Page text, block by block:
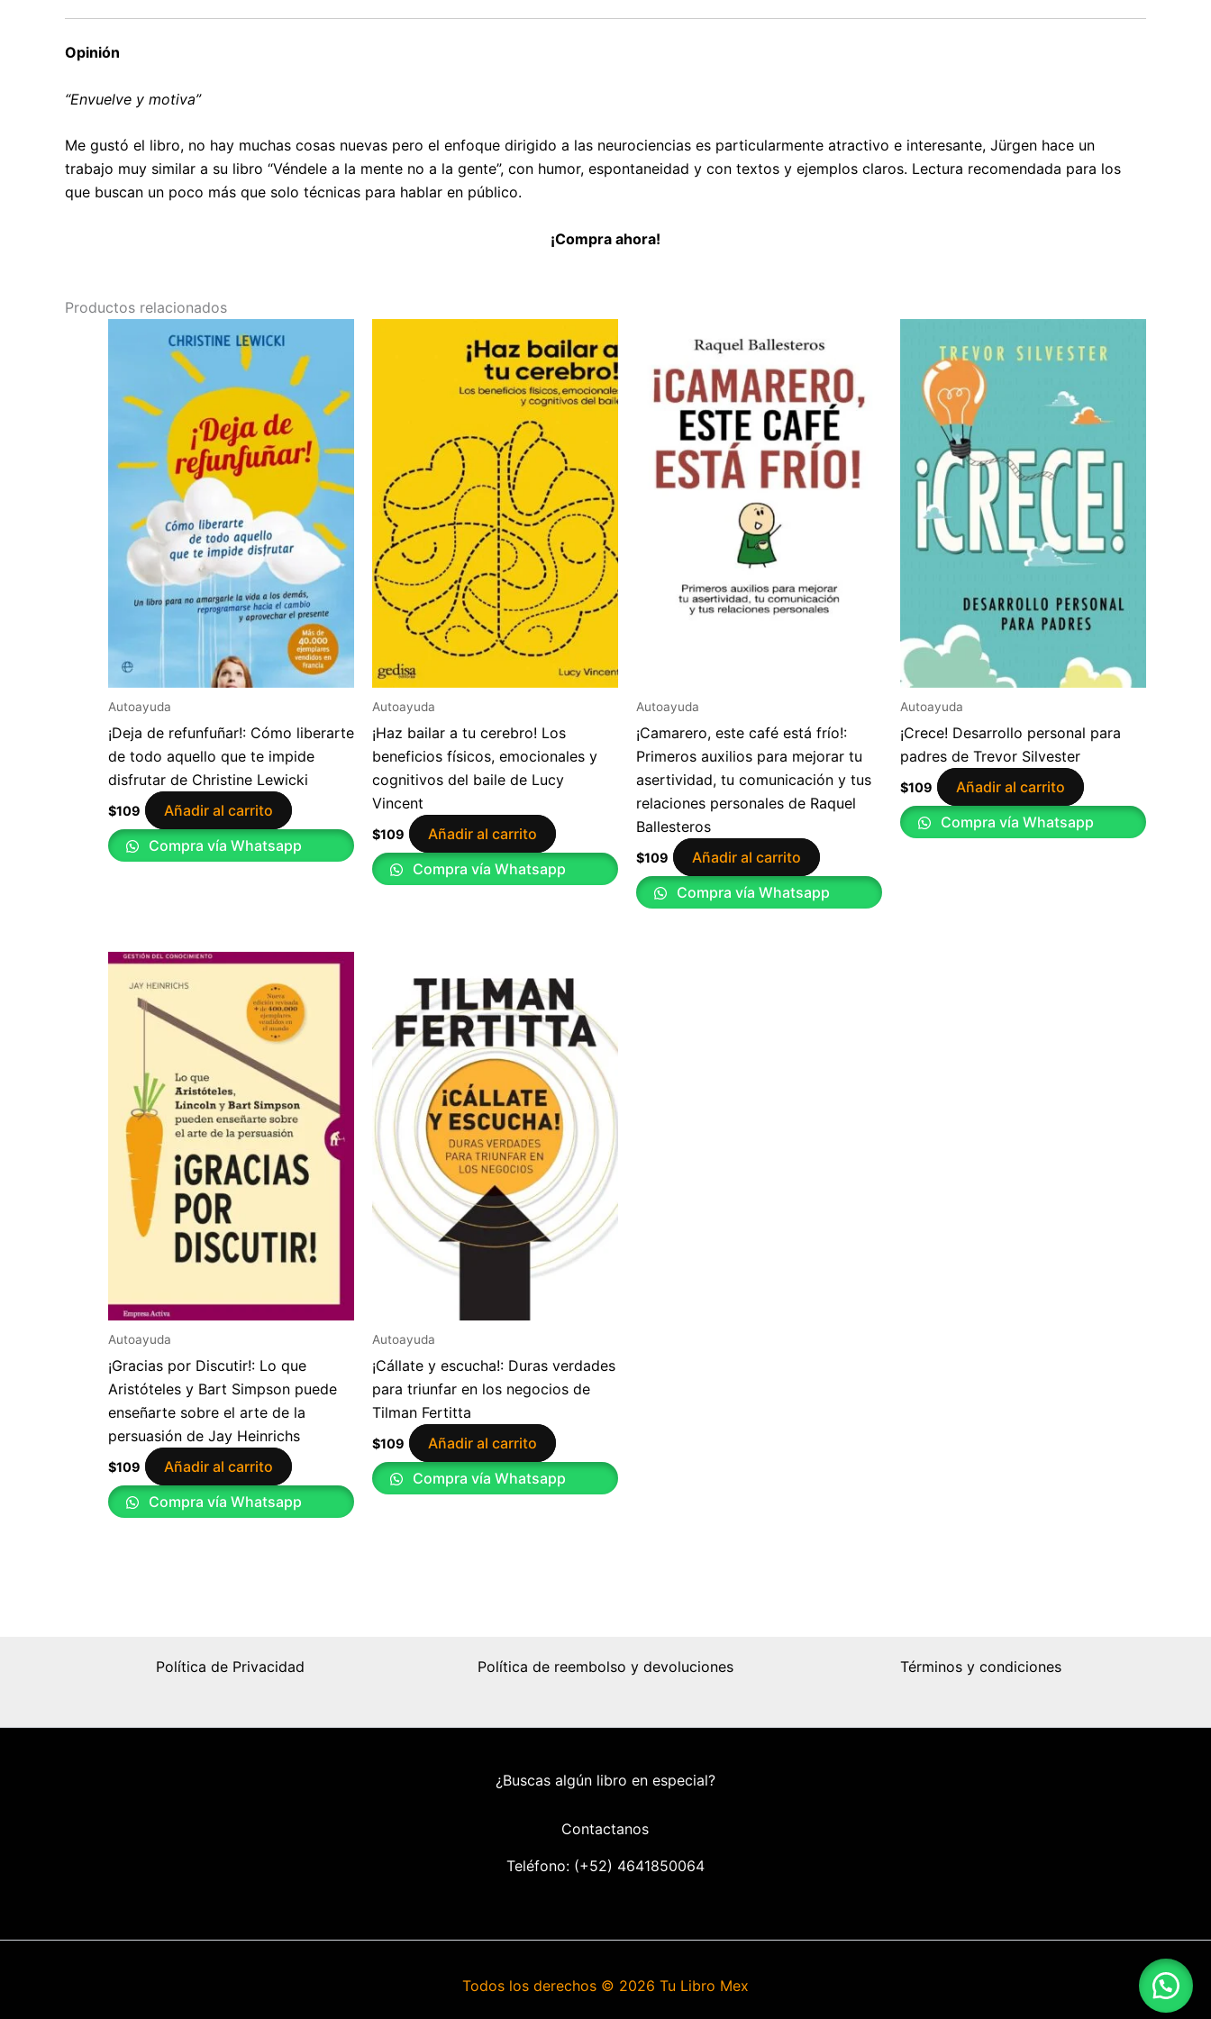
Opinión
“Envuelve y motiva”
Me gustó el libro, no hay muchas cosas nuevas pero el enfoque dirigido a las neurociencias es particularmente atractivo e interesante, Jürgen hace un
trabajo muy similar a su libro “Véndele a la mente no a la gente”, con humor, espontaneidad y con textos y ejemplos claros. Lectura recomendada para los
que buscan un poco más que solo técnicas para hablar en público.
¡Compra ahora!
Productos relacionados
Autoayuda
¡Deja de refunfuñar!: Cómo liberarte
de todo aquello que te impide
disfrutar de Christine Lewicki
$109
Añadir al carrito
Compra vía Whatsapp
Autoayuda
¡Haz bailar a tu cerebro! Los
beneficios físicos, emocionales y
cognitivos del baile de Lucy
Vincent
$109
Añadir al carrito
Compra vía Whatsapp
Autoayuda
¡Camarero, este café está frío!:
Primeros auxilios para mejorar tu
asertividad, tu comunicación y tus
relaciones personales de Raquel
Ballesteros
$109
Añadir al carrito
Compra vía Whatsapp
Autoayuda
¡Crece! Desarrollo personal para
padres de Trevor Silvester
$109
Añadir al carrito
Compra vía Whatsapp
Autoayuda
¡Gracias por Discutir!: Lo que
Aristóteles y Bart Simpson puede
enseñarte sobre el arte de la
persuasión de Jay Heinrichs
$109
Añadir al carrito
Compra vía Whatsapp
Autoayuda
¡Cállate y escucha!: Duras verdades
para triunfar en los negocios de
Tilman Fertitta
$109
Añadir al carrito
Compra vía Whatsapp
Política de Privacidad Política de reembolso y devoluciones Términos y condiciones
¿Buscas algún libro en especial?
Contactanos
Teléfono: (+52) 4641850064
Todos los derechos © 2026 Tu Libro Mex